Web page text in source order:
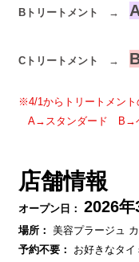
Bトリートメント →
Cトリートメント →
※4/1からトリートメント
A→スタンダード B→
店舗情報
オープン日： 2026年
場所： 美容プラージュ
予約不要：
お好きなタイ